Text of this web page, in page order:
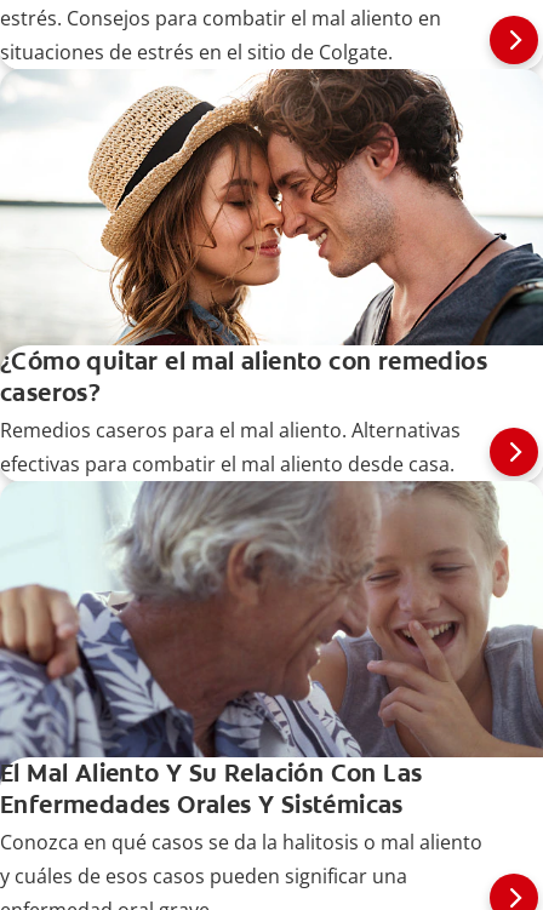
estrés. Consejos para combatir el mal aliento en
situaciones de estrés en el sitio de Colgate.
¿Cómo quitar el mal aliento con remedios
caseros?
Remedios caseros para el mal aliento. Alternativas
efectivas para combatir el mal aliento desde casa.
El Mal Aliento Y Su Relación Con Las
Enfermedades Orales Y Sistémicas
Conozca en qué casos se da la halitosis o mal aliento
y cuáles de esos casos pueden significar una